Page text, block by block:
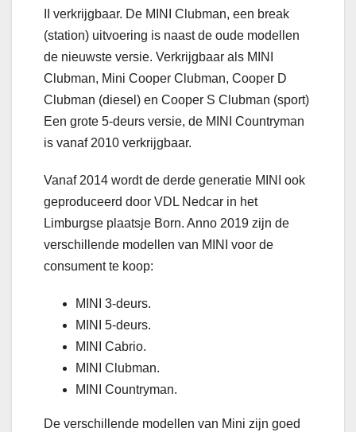
II verkrijgbaar. De MINI Clubman, een break
(station) uitvoering is naast de oude modellen
de nieuwste versie. Verkrijgbaar als MINI
Clubman, Mini Cooper Clubman, Cooper D
Clubman (diesel) en Cooper S Clubman (sport)
Een grote 5-deurs versie, de MINI Countryman
is vanaf 2010 verkrijgbaar.
Vanaf 2014 wordt de derde generatie MINI ook
geproduceerd door VDL Nedcar in het
Limburgse plaatsje Born. Anno 2019 zijn de
verschillende modellen van MINI voor de
consument te koop:
MINI 3-deurs.
MINI 5-deurs.
MINI Cabrio.
MINI Clubman.
MINI Countryman.
De verschillende modellen van Mini zijn goed